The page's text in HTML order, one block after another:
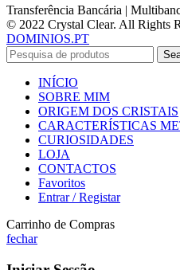
Transferência Bancária |
© 2022 Crystal Clear. All Rights
DOMINIOS.PT
INÍCIO
SOBRE MIM
ORIGEM DOS CRISTAIS
CARACTERÍSTICAS
CURIOSIDADES
LOJA
CONTACTOS
Favoritos
Entrar / Registar
Carrinho de Compras
fechar